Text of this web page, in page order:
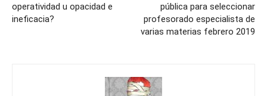
operatividad u opacidad e
ineficacia?
pública para seleccionar
profesorado especialista de
varias materias febrero 2019